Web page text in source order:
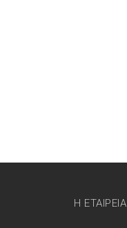
Η ΕΤΑΙΡΕΊΑ